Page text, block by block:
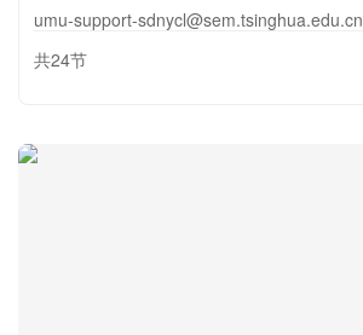
umu-support-sdnycl@sem.tsinghua.edu.cn
共24节